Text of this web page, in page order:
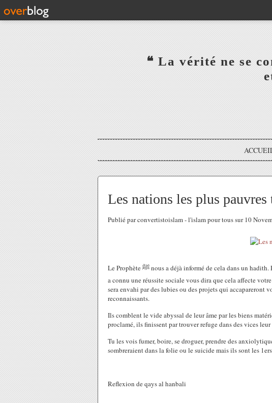
‎❝ La vérité ne se
Les nations les plus
Publié par convertistoislam - l'islam pour tous sur 10
Le Prophète ﷺ nous a déjà informé de cela dans un hadith. Et pourquoi dit-on que la richesse est une épreuve ? Car elle peut facilement vous éloignez d'Allah, quiconque
a connu une réussite sociale vous dira que cela affecte
sera envahi par des lubies ou des projets qui
reconnaissants.
Ils comblent le vide abyssal de leur âme par les biens
proclamé, ils finissent par trouver refuge dans des vices
Tu les vois fumer, boire, se droguer, prendre des
sombreraient dans la folie ou le suicide mais ils sont les
Reflexion de qays al hanbali